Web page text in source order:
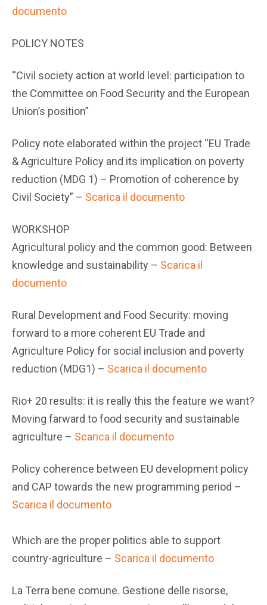
documento
POLICY NOTES
“Civil society action at world level: participation to
the Committee on Food Security and the European
Union’s position”
Policy note elaborated within the project “EU Trade
& Agriculture Policy and its implication on poverty
reduction (MDG 1) – Promotion of coherence by
Civil Society” – Scarica il documento
WORKSHOP
Agricultural policy and the common good: Between
knowledge and sustainability – Scarica il
documento
Rural Development and Food Security: moving
forward to a more coherent EU Trade and
Agriculture Policy for social inclusion and poverty
reduction (MDG1) – Scarica il documento
Rio+ 20 results: it is really this the feature we want?
Moving farward to food security and sustainable
agriculture – Scarica il documento
Policy coherence between EU development policy
and CAP towards the new programming period –
Scarica il documento
Which are the proper politics able to support
country-agriculture – Scarica il documento
La Terra bene comune. Gestione delle risorse,